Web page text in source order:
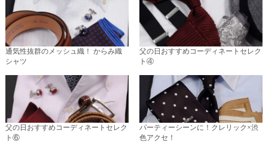
通気性抜群のメッシュ織！ からみ織
シャツ
父の日おすすめコーディネートセレク
ト④
父の日おすすめコーディネートセレク
ト⑥
パーティーシーンに！クレリック×渋
色アクセ！